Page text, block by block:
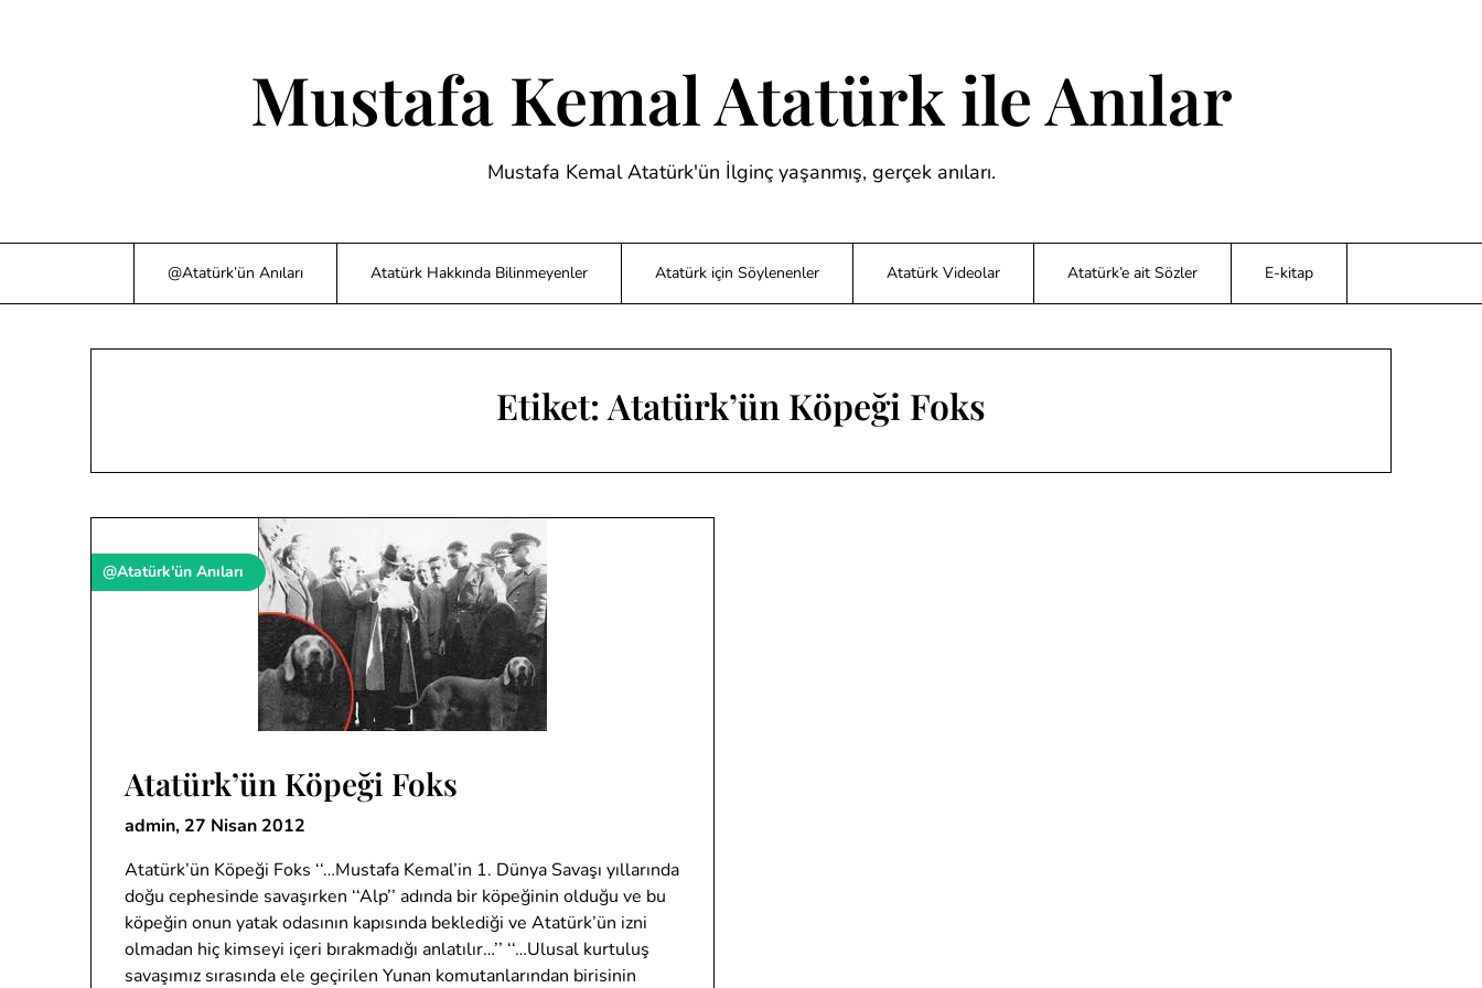
Mustafa Kemal Atatürk ile Anılar
Mustafa Kemal Atatürk'ün İlginç yaşanmış, gerçek anıları.
@Atatürk’ün Anıları Atatürk Hakkında Bilinmeyenler Atatürk için Söylenenler Atatürk Videolar Atatürk’e ait Sözler E-kitap
Etiket: Atatürk’ün Köpeği Foks
@Atatürk'ün Anıları
Atatürk’ün Köpeği Foks
admin, 27 Nisan 2012
Atatürk’ün Köpeği Foks ‘‘…Mustafa Kemal’in 1. Dünya Savaşı yıllarında
doğu cephesinde savaşırken ‘‘Alp’’ adında bir köpeğinin olduğu ve bu
köpeğin onun yatak odasının kapısında beklediği ve Atatürk’ün izni
olmadan hiç kimseyi içeri bırakmadığı anlatılır…’’ ‘‘…Ulusal kurtuluş
savaşımız sırasında ele geçirilen Yunan komutanlarından birisinin